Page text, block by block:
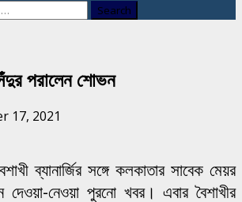
পরালেন শোভন
17, 2021
ব্যানার্জির সঙ্গে কলকাতার সাবেক মেয়র
দেওয়া-নেওয়া পুরনো খবর। এবার বৈশাখীর